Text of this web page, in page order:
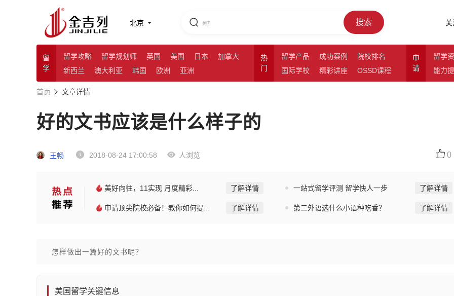
北京 搜索
留
学
留学攻略 留学规划师 英国 美国 日本
加拿大
新西兰
澳大利亚 韩国 欧洲 亚洲
热
门
留学产品 成功案例
院校排名
国际学校
精彩讲座 OSSD课程
申
请
留学
能力
首页 文章详情
好的文书应该是什么样子的
王畅 2018-08-24 17:00:58 人浏览 0
美好向往，11实现 月度精彩... 了解详情 一站式留学评测 留学快人一步 了解详情
申请顶尖院校必备！教你如何提... 了解详情 第二外语选什么小语种吃香？ 了解详情
怎样做出一篇好的文书呢？
美国留学关键信息